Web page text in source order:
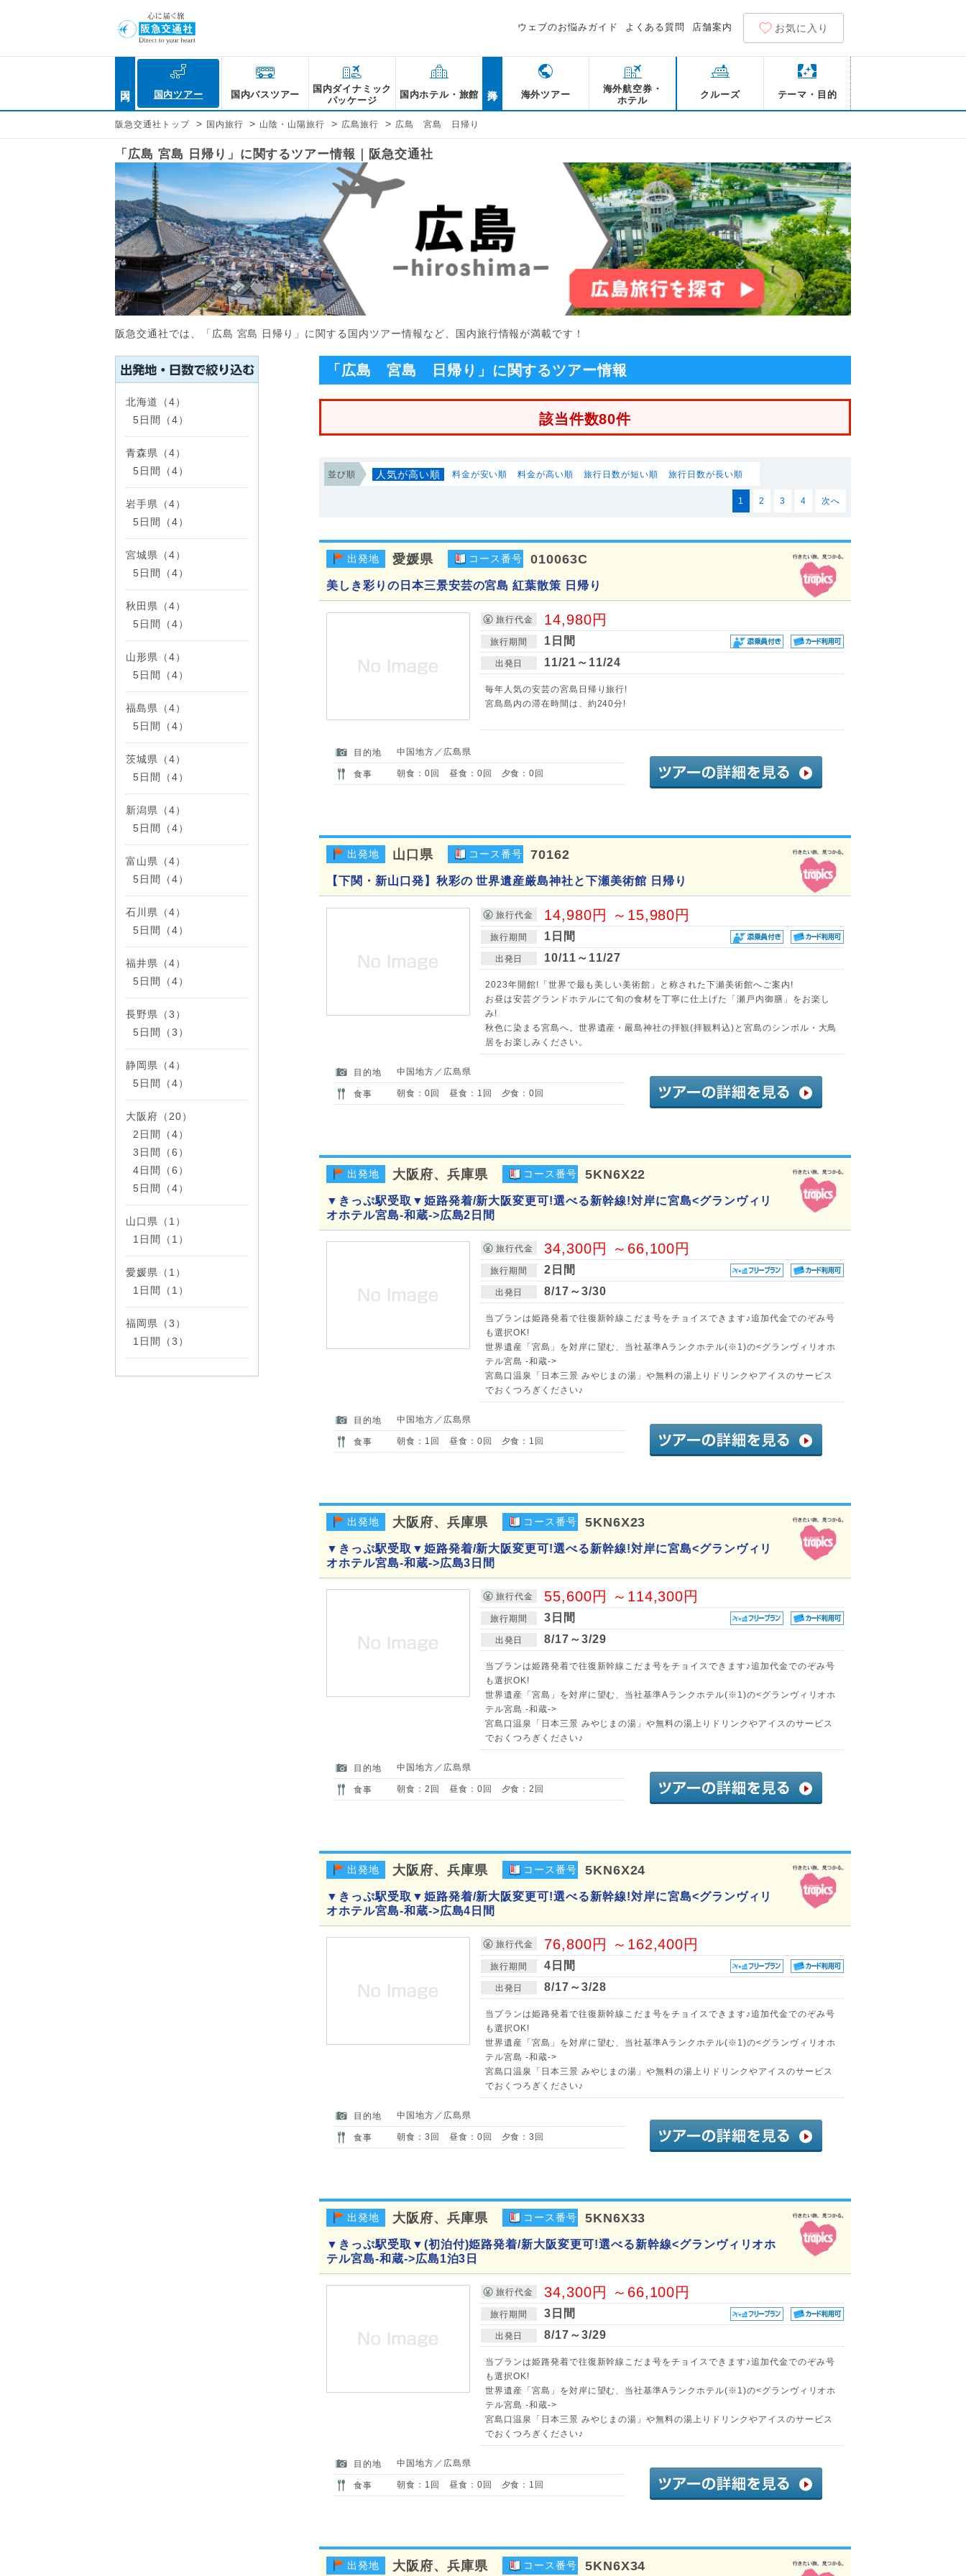
ウェブのお悩みガイド よくある質問 店舗案内 お気に入り
国内ツアー 国内バスツアー
国内ダイナミック
パッケージ
国内ホテル・旅館 海外ツアー
海外航空券・
ホテル
クルーズ テーマ・目的
阪急交通社トップ > 国内旅行 > 山陰・山陽旅行 > 広島旅行 > 広島 宮島 日帰り
「広島 宮島 日帰り」に関するツアー情報｜阪急交通社
阪急交通社では、「広島 宮島 日帰り」に関する国内ツアー情報など、国内旅行情報が満載です！
「広島 宮島 日帰り」に関するツアー情報
該当件数80件
並び順 人気が高い順 料金が安い順 料金が高い順 旅行日数が短い順 旅行日数が長い順
1 2 3 4 次へ
出発地 愛媛県 コース番号 010063C
美しき彩りの日本三景安芸の宮島 紅葉散策 日帰り
旅行代金 14,980円
旅行期間 1日間
出発日 11/21～11/24
毎年人気の安芸の宮島日帰り旅行!
宮島島内の滞在時間は、約240分!
目的地 中国地方／広島県
食事 朝食：0回 昼食：0回 夕食：0回
出発地 山口県 コース番号 70162
【下関・新山口発】秋彩の 世界遺産厳島神社と下瀬美術館 日帰り
旅行代金 14,980円 ～15,980円
旅行期間 1日間
出発日 10/11～11/27
2023年開館!「世界で最も美しい美術館」と称された下瀬美術館へご案内!
お昼は安芸グランドホテルにて旬の食材を丁寧に仕上げた「瀬戸内御膳」をお楽し
み!
秋色に染まる宮島へ。世界遺産・嚴島神社の拝観(拝観料込)と宮島のシンボル・大鳥
居をお楽しみください。
目的地 中国地方／広島県
食事 朝食：0回 昼食：1回 夕食：0回
出発地 大阪府、兵庫県 コース番号 5KN6X22
▼きっぷ駅受取▼姫路発着/新大阪変更可!選べる新幹線!対岸に宮島<グランヴィリ
オホテル宮島-和蔵->広島2日間
旅行代金 34,300円 ～66,100円
旅行期間 2日間
出発日 8/17～3/30
当プランは姫路発着で往復新幹線こだま号をチョイスできます♪追加代金でのぞみ号
も選択OK!
世界遺産「宮島」を対岸に望む、当社基準Aランクホテル(※1)の<グランヴィリオホ
テル宮島 -和蔵->
宮島口温泉「日本三景 みやじまの湯」や無料の湯上りドリンクやアイスのサービス
でおくつろぎください♪
目的地 中国地方／広島県
食事 朝食：1回 昼食：0回 夕食：1回
出発地 大阪府、兵庫県 コース番号 5KN6X23
▼きっぷ駅受取▼姫路発着/新大阪変更可!選べる新幹線!対岸に宮島<グランヴィリ
オホテル宮島-和蔵->広島3日間
旅行代金 55,600円 ～114,300円
旅行期間 3日間
出発日 8/17～3/29
当プランは姫路発着で往復新幹線こだま号をチョイスできます♪追加代金でのぞみ号
も選択OK!
世界遺産「宮島」を対岸に望む、当社基準Aランクホテル(※1)の<グランヴィリオホ
テル宮島 -和蔵->
宮島口温泉「日本三景 みやじまの湯」や無料の湯上りドリンクやアイスのサービス
でおくつろぎください♪
目的地 中国地方／広島県
食事 朝食：2回 昼食：0回 夕食：2回
出発地 大阪府、兵庫県 コース番号 5KN6X24
▼きっぷ駅受取▼姫路発着/新大阪変更可!選べる新幹線!対岸に宮島<グランヴィリ
オホテル宮島-和蔵->広島4日間
旅行代金 76,800円 ～162,400円
旅行期間 4日間
出発日 8/17～3/28
当プランは姫路発着で往復新幹線こだま号をチョイスできます♪追加代金でのぞみ号
も選択OK!
世界遺産「宮島」を対岸に望む、当社基準Aランクホテル(※1)の<グランヴィリオホ
テル宮島 -和蔵->
宮島口温泉「日本三景 みやじまの湯」や無料の湯上りドリンクやアイスのサービス
でおくつろぎください♪
目的地 中国地方／広島県
食事 朝食：3回 昼食：0回 夕食：3回
出発地 大阪府、兵庫県 コース番号 5KN6X33
▼きっぷ駅受取▼(初泊付)姫路発着/新大阪変更可!選べる新幹線<グランヴィリオホ
テル宮島-和蔵->広島1泊3日
旅行代金 34,300円 ～66,100円
旅行期間 3日間
出発日 8/17～3/29
当プランは姫路発着で往復新幹線こだま号をチョイスできます♪追加代金でのぞみ号
も選択OK!
世界遺産「宮島」を対岸に望む、当社基準Aランクホテル(※1)の<グランヴィリオホ
テル宮島 -和蔵->
宮島口温泉「日本三景 みやじまの湯」や無料の湯上りドリンクやアイスのサービス
でおくつろぎください♪
目的地 中国地方／広島県
食事 朝食：1回 昼食：0回 夕食：1回
出発地 大阪府、兵庫県 コース番号 5KN6X34
北海道（4）
5日間（4）
青森県（4）
5日間（4）
岩手県（4）
5日間（4）
宮城県（4）
5日間（4）
秋田県（4）
5日間（4）
山形県（4）
5日間（4）
福島県（4）
5日間（4）
茨城県（4）
5日間（4）
新潟県（4）
5日間（4）
富山県（4）
5日間（4）
石川県（4）
5日間（4）
福井県（4）
5日間（4）
長野県（3）
5日間（3）
静岡県（4）
5日間（4）
大阪府（20）
2日間（4）
3日間（6）
4日間（6）
5日間（4）
山口県（1）
1日間（1）
愛媛県（1）
1日間（1）
福岡県（3）
1日間（3）